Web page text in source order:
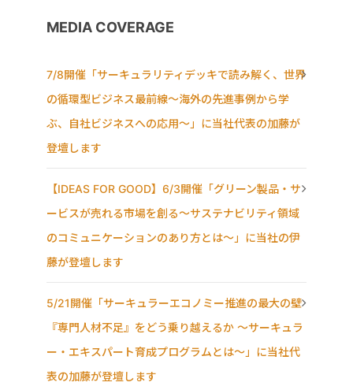
MEDIA COVERAGE
7/8開催「サーキュラリティデッキで読み解く、世界
の循環型ビジネス最前線〜海外の先進事例から学
ぶ、自社ビジネスへの応用〜」に当社代表の加藤が
登壇します
【IDEAS FOR GOOD】6/3開催「グリーン製品・サ
ービスが売れる市場を創る〜サステナビリティ領域
のコミュニケーションのあり方とは〜」に当社の伊
藤が登壇します
5/21開催「サーキュラーエコノミー推進の最大の壁
『専門人材不足』をどう乗り越えるか ～サーキュラ
ー・エキスパート育成プログラムとは～」に当社代
表の加藤が登壇します